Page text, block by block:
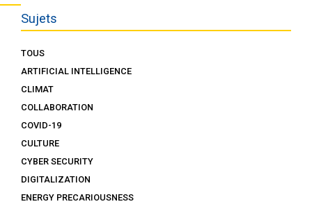
Sujets
TOUS
ARTIFICIAL INTELLIGENCE
CLIMAT
COLLABORATION
COVID-19
CULTURE
CYBER SECURITY
DIGITALIZATION
ENERGY PRECARIOUSNESS